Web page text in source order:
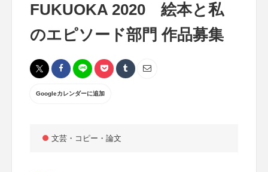
FUKUOKA 2020 絵本と私
のエピソード部門 作品募集
Googleカレンダーに追加
文芸・コピー・論文